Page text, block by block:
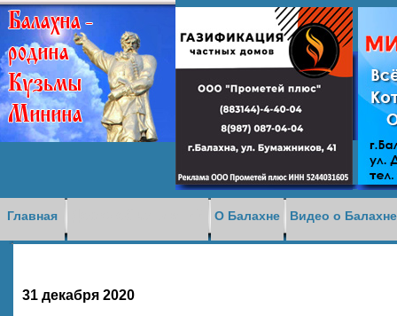
Главная О Балахне Видео о
31 декабря 2020